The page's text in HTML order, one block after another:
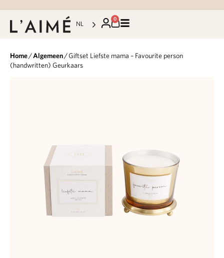
NL
0
Home/Algemeen/ Giftset Liefste mama – Favourite person
(handwritten) Geurkaars